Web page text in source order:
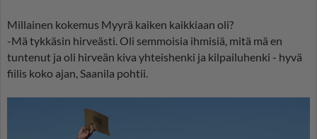
Millainen kokemus Myyrä kaiken kaikkiaan oli?
-Mä tykkäsin hirveästi. Oli semmoisia ihmisiä, mitä mä en
tuntenut ja oli hirveän kiva yhteishenki ja kilpailuhenki - hyvä
fiilis koko ajan, Saanila pohtii.